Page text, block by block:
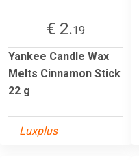
€ 2.19
Yankee Candle Wax
Melts Cinnamon Stick
22 g
Luxplus